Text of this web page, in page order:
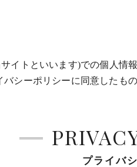
イトといいます)での個人
シーポリシーに同意したもの
プライバ